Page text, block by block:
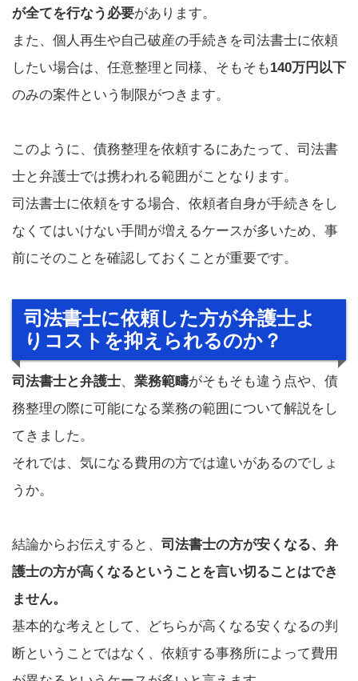
が全てを行なう必要があります。
また、個人再生や自己破産の手続きを司法書士に依頼
したい場合は、任意整理と同様、そもそも140万円以下
のみの案件という制限がつきます。
このように、債務整理を依頼するにあたって、司法書
士と弁護士では携われる範囲がことなります。
司法書士に依頼をする場合、依頼者自身が手続きをし
なくてはいけない手間が増えるケースが多いため、事
前にそのことを確認しておくことが重要です。
司法書士に依頼した方が弁護士よ
りコストを抑えられるのか？
司法書士と弁護士、 業務範疇がそもそも違う点や、債
務整理の際に可能になる業務の範囲について解説をし
てきました。
それでは、気になる費用の方では違いがあるのでしょ
うか。
結論からお伝えすると、 司法書士の方が安くなる、弁
護士の方が高くなるということを言い切ることはでき
ません。
基本的な考えとして、どちらが高くなる安くなるの判
断ということではなく、依頼する事務所によって費用